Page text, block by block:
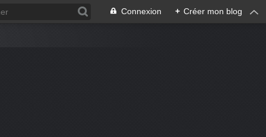
Connexion + Créer mon blog